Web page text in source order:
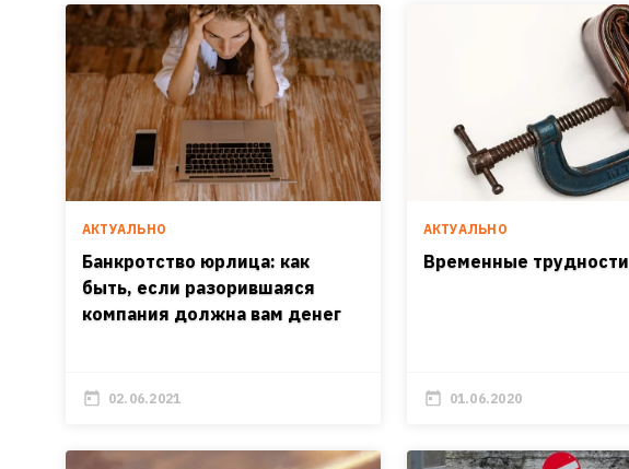
АКТУАЛЬНО
Банкротство юрлица: как
быть, если разорившаяся
компания должна вам денег
02.06.2021
АКТУАЛЬНО
Временные трудности
01.06.2020